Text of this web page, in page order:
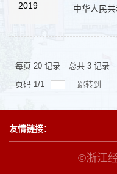
2019 中华人民
每页 20 记录 总共 3 记录
页码 1/1 跳转到
友情链接：
©浙江